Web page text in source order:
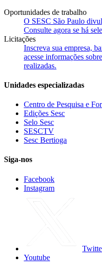
Oportunidades de trabalho
O SESC São Paulo
Consulte agora se há
Licitações
Inscreva sua empresa,
acesse informações
realizadas.
Unidades especializadas
Centro de Pesquisa e
Edições Sesc
Selo Sesc
SESCTV
Sesc Bertioga
Siga-nos
Facebook
Instagram
Youtube